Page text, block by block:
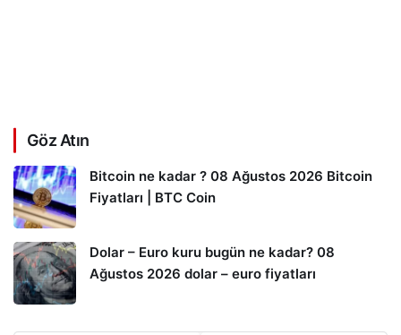
Göz Atın
Bitcoin ne kadar ? 08 Ağustos 2026 Bitcoin
Fiyatları | BTC Coin
Dolar – Euro kuru bugün ne kadar? 08
Ağustos 2026 dolar – euro fiyatları